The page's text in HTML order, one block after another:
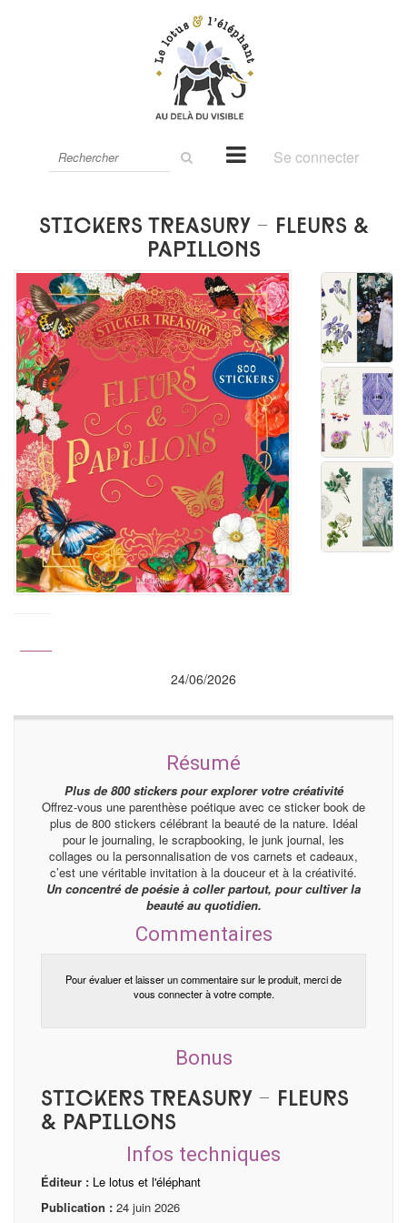
le
Se connecter
Stickers Treasury - Fleurs &
Papillons
24/06/2026
Résumé
Plus de 800 stickers pour explorer votre créativité
Offrez-vous une parenthèse poétique avec ce sticker book de
plus de 800 stickers célébrant la beauté de la nature. Idéal
pour le journaling, le scrapbooking, le junk journal, les
collages ou la personnalisation de vos carnets et cadeaux,
c’est une véritable invitation à la douceur et à la créativité.
Un concentré de poésie à coller partout, pour cultiver la
beauté au quotidien.
Commentaires
Pour évaluer et laisser un commentaire sur le produit, merci de
vous connecter à votre compte.
Bonus
Stickers Treasury - Fleurs
& Papillons
Infos techniques
Éditeur : Le lotus et l'éléphant
Publication : 24 juin 2026